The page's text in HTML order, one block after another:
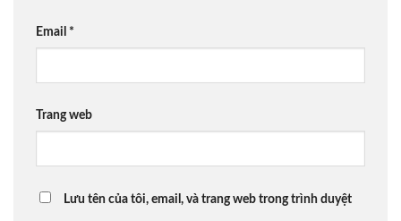
Email *
Trang web
Lưu tên của tôi, email, và trang web trong trình duyệt